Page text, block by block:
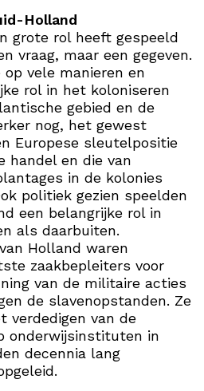
Holland
grote rol heeft gespeeld
vraag, maar een gegeven.
op vele manieren en
rol in het koloniseren
gebied en de
nog, het gewest
Europese sleutelpositie
handel en die van
in de kolonies
politiek gezien speelden
een belangrijke rol in
als daarbuiten.
Holland waren
zaakbepleiters voor
van de militaire acties
de slavenopstanden. Ze
verdedigen van de
onderwijsinstituten in
decennia lang